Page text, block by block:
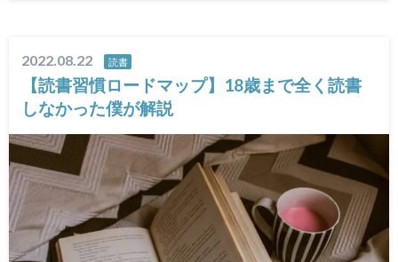
2022.08.22 読書
【読書習慣ロードマップ】18歳まで全く読書
しなかった僕が解説